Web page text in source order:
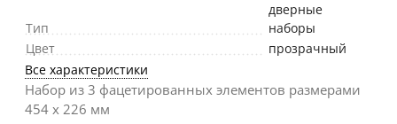
Тип
дверные
наборы
Цвет
прозрачный
Все характеристики
Набор из 3 фацетированных элементов размерами
454 х 226 мм